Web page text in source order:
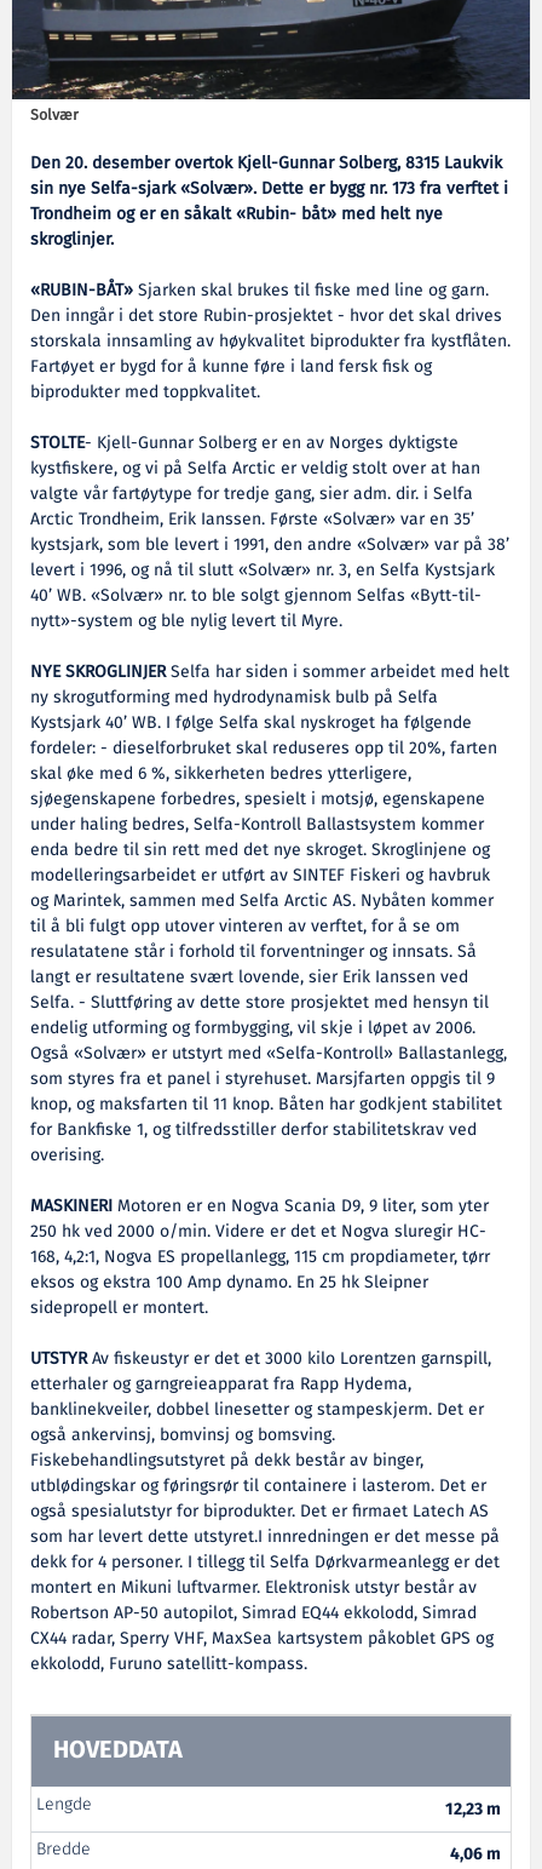
Solvær
Den 20. desember overtok Kjell-Gunnar Solberg, 8315 Laukvik
sin nye Selfa-sjark «Solvær». Dette er bygg nr. 173 fra verftet i
Trondheim og er en såkalt «Rubin- båt» med helt nye
skroglinjer.
«RUBIN-BÅT»Sjarken skal brukes til fiske med line og garn.
Den inngår i det store Rubin-prosjektet - hvor det skal drives
storskala innsamling av høykvalitet biprodukter fra kystflåten.
Fartøyet er bygd for å kunne føre i land fersk fisk og
biprodukter med toppkvalitet.
STOLTE- Kjell-Gunnar Solberg er en av Norges dyktigste
kystfiskere, og vi på Selfa Arctic er veldig stolt over at han
valgte vår fartøytype for tredje gang, sier adm. dir. i Selfa
Arctic Trondheim, Erik Ianssen. Første «Solvær» var en 35’
kystsjark, som ble levert i 1991, den andre «Solvær» var på 38’
levert i 1996, og nå til slutt «Solvær» nr. 3, en Selfa Kystsjark
40’ WB. «Solvær» nr. to ble solgt gjennom Selfas «Bytt-til-
nytt»-system og ble nylig levert til Myre.
NYE SKROGLINJERSelfa har siden i sommer arbeidet med helt
ny skrogutforming med hydrodynamisk bulb på Selfa
Kystsjark 40’ WB. I følge Selfa skal nyskroget ha følgende
fordeler: - dieselforbruket skal reduseres opp til 20%, farten
skal øke med 6 %, sikkerheten bedres ytterligere,
sjøegenskapene forbedres, spesielt i motsjø, egenskapene
under haling bedres, Selfa-Kontroll Ballastsystem kommer
enda bedre til sin rett med det nye skroget. Skroglinjene og
modelleringsarbeidet er utført av SINTEF Fiskeri og havbruk
og Marintek, sammen med Selfa Arctic AS. Nybåten kommer
til å bli fulgt opp utover vinteren av verftet, for å se om
resulatatene står i forhold til forventninger og innsats. Så
langt er resultatene svært lovende, sier Erik Ianssen ved
Selfa. - Sluttføring av dette store prosjektet med hensyn til
endelig utforming og formbygging, vil skje i løpet av 2006.
Også «Solvær» er utstyrt med «Selfa-Kontroll» Ballastanlegg,
som styres fra et panel i styrehuset. Marsjfarten oppgis til 9
knop, og maksfarten til 11 knop. Båten har godkjent stabilitet
for Bankfiske 1, og tilfredsstiller derfor stabilitetskrav ved
overising.
MASKINERIMotoren er en Nogva Scania D9, 9 liter, som yter
250 hk ved 2000 o/min. Videre er det et Nogva sluregir HC-
168, 4,2:1, Nogva ES propellanlegg, 115 cm propdiameter, tørr
eksos og ekstra 100 Amp dynamo. En 25 hk Sleipner
sidepropell er montert.
UTSTYRAv fiskeustyr er det et 3000 kilo Lorentzen garnspill,
etterhaler og garngreieapparat fra Rapp Hydema,
banklinekveiler, dobbel linesetter og stampeskjerm. Det er
også ankervinsj, bomvinsj og bomsving.
Fiskebehandlingsutstyret på dekk består av binger,
utblødingskar og føringsrør til containere i lasterom. Det er
også spesialutstyr for biprodukter. Det er firmaet Latech AS
som har levert dette utstyret.I innredningen er det messe på
dekk for 4 personer. I tillegg til Selfa Dørkvarmeanlegg er det
montert en Mikuni luftvarmer. Elektronisk utstyr består av
Robertson AP-50 autopilot, Simrad EQ44 ekkolodd, Simrad
CX44 radar, Sperry VHF, MaxSea kartsystem påkoblet GPS og
ekkolodd, Furuno satellitt-kompass.
HOVEDDATA
Lengde
12,23 m
Bredde
4,06 m